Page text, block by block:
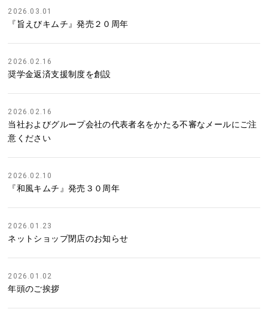
2026.03.01
『旨えびキムチ』発売２０周年
2026.02.16
奨学金返済支援制度を創設
2026.02.16
当社およびグループ会社の代表者名をかたる不審なメールにご注
意ください
2026.02.10
『和風キムチ』発売３０周年
2026.01.23
ネットショップ閉店のお知らせ
2026.01.02
年頭のご挨拶